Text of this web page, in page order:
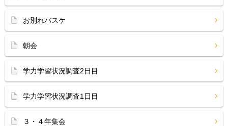
お別れバスケ
朝会
学力学習状況調査2日目
学力学習状況調査1日目
３・４年集会